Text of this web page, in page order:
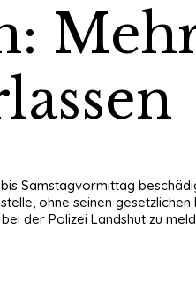
Samstagvormittag
ohne seinen
der Polizei Landshut zu